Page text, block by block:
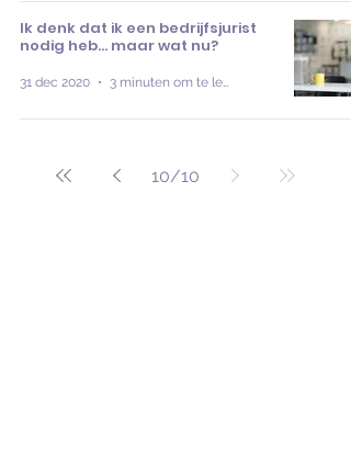
Ik denk dat ik een bedrijfsjurist
nodig heb… maar wat nu?
31 dec 2020 3 minuten om te lezen
10/10